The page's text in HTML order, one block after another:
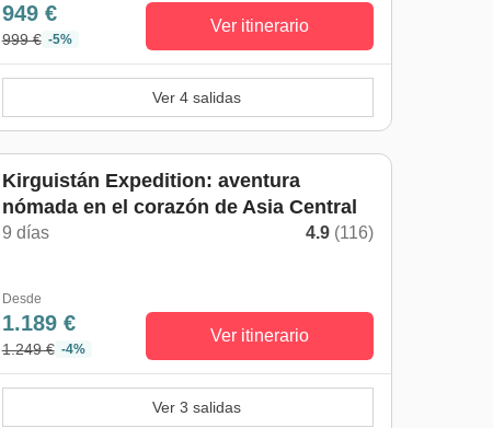
949 €
999 € -5%
Ver itinerario
Ver 4 salidas
Kirguistán Expedition: aventura
nómada en el corazón de Asia Central
9 días 4.9 (116)
Desde
1.189 €
1.249 € -4%
Ver itinerario
Ver 3 salidas